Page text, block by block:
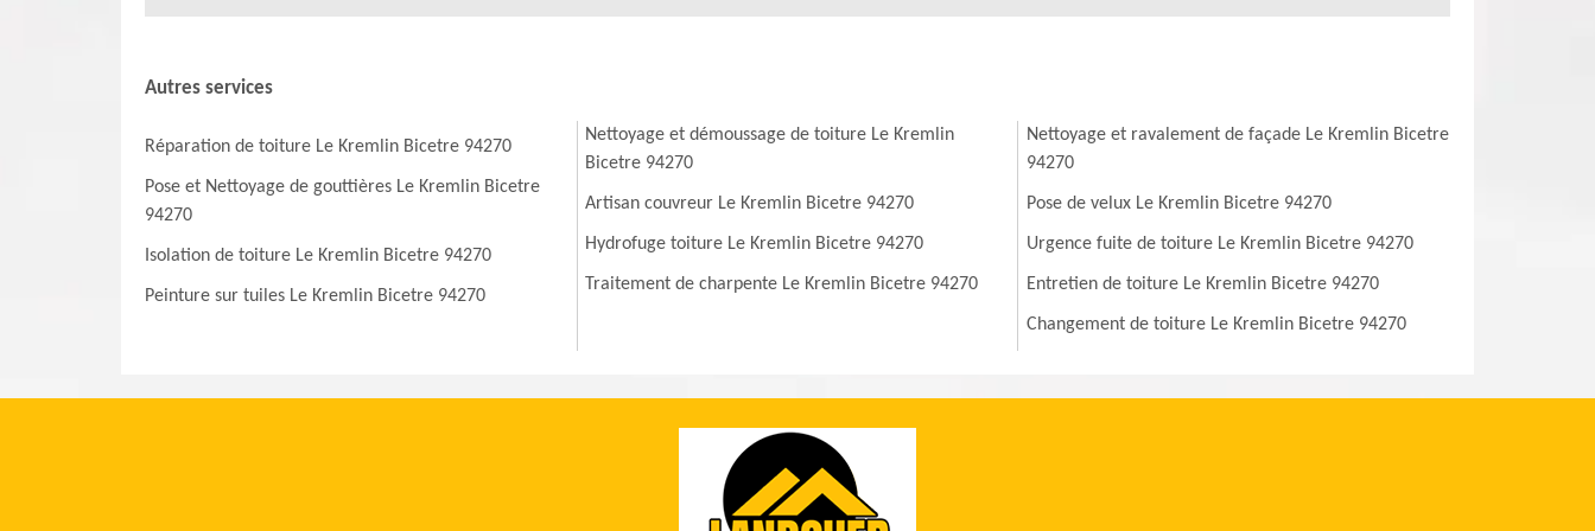
Autres services
Réparation de toiture Le Kremlin Bicetre 94270
Pose et Nettoyage de gouttières Le Kremlin Bicetre
94270
Isolation de toiture Le Kremlin Bicetre 94270
Peinture sur tuiles Le Kremlin Bicetre 94270
Nettoyage et démoussage de toiture Le Kremlin
Bicetre 94270
Artisan couvreur Le Kremlin Bicetre 94270
Hydrofuge toiture Le Kremlin Bicetre 94270
Traitement de charpente Le Kremlin Bicetre 94270
Nettoyage et ravalement de façade Le Kremlin Bicetre
94270
Pose de velux Le Kremlin Bicetre 94270
Urgence fuite de toiture Le Kremlin Bicetre 94270
Entretien de toiture Le Kremlin Bicetre 94270
Changement de toiture Le Kremlin Bicetre 94270